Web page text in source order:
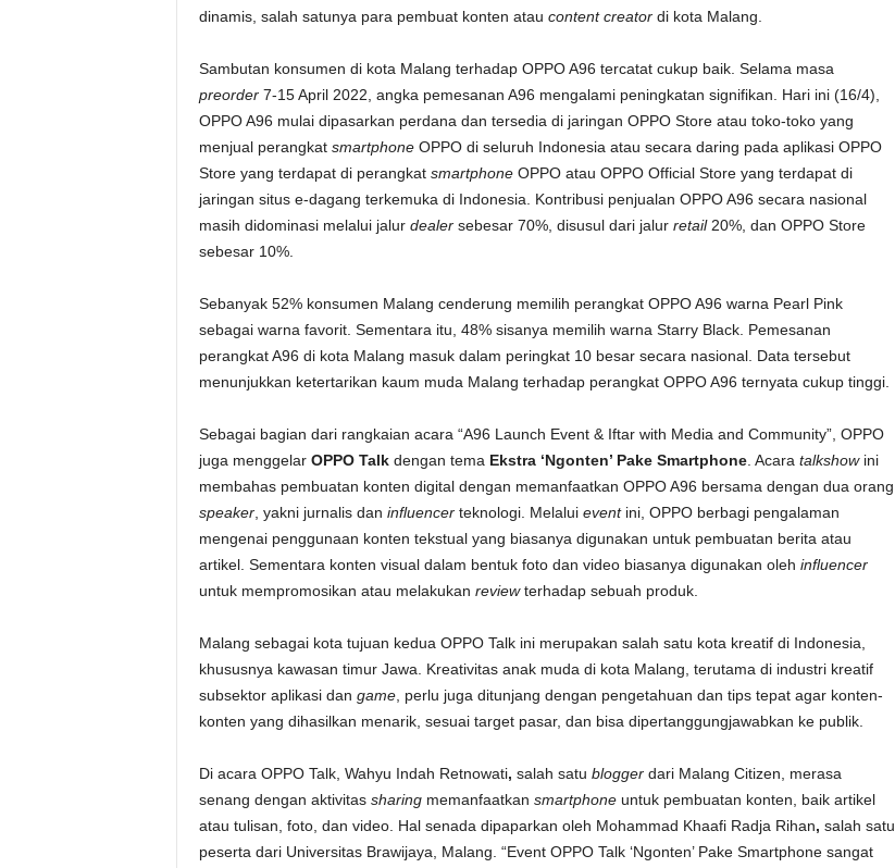
dinamis, salah satunya para pembuat konten atau content creatordi kota Malang.
Sambutan konsumen di kota Malang terhadap OPPO A96 tercatat cukup baik. Selama masa
preorder7-15 April 2022, angka pemesanan A96 mengalami peningkatan signifikan. Hari ini (16/4),
OPPO A96 mulai dipasarkan perdana dan tersedia di jaringan OPPO Store atau toko-toko yang
menjual perangkat smartphoneOPPO di seluruh Indonesia atau secara daring pada aplikasi OPPO
Store yang terdapat di perangkat smartphoneOPPO atau OPPO Official Store yang terdapat di
jaringan situs e-dagang terkemuka di Indonesia. Kontribusi penjualan OPPO A96 secara nasional
masih didominasi melalui jalur dealersebesar 70%, disusul dari jalur retail20%, dan OPPO Store
sebesar 10%.
Sebanyak 52% konsumen Malang cenderung memilih perangkat OPPO A96 warna Pearl Pink
sebagai warna favorit. Sementara itu, 48% sisanya memilih warna Starry Black. Pemesanan
perangkat A96 di kota Malang masuk dalam peringkat 10 besar secara nasional. Data tersebut
menunjukkan ketertarikan kaum muda Malang terhadap perangkat OPPO A96 ternyata cukup tinggi.
Sebagai bagian dari rangkaian acara “A96 Launch Event & Iftar with Media and Community”, OPPO
juga menggelar OPPO Talkdengan tema Ekstra ‘Ngonten’ Pake Smartphone. Acara talkshowini
membahas pembuatan konten digital dengan memanfaatkan OPPO A96 bersama dengan dua orang
speaker, yakni jurnalis dan influencerteknologi. Melalui eventini, OPPO berbagi pengalaman
mengenai penggunaan konten tekstual yang biasanya digunakan untuk pembuatan berita atau
artikel. Sementara konten visual dalam bentuk foto dan video biasanya digunakan oleh influencer
untuk mempromosikan atau melakukan reviewterhadap sebuah produk.
Malang sebagai kota tujuan kedua OPPO Talk ini merupakan salah satu kota kreatif di Indonesia,
khususnya kawasan timur Jawa. Kreativitas anak muda di kota Malang, terutama di industri kreatif
subsektor aplikasi dan game, perlu juga ditunjang dengan pengetahuan dan tips tepat agar konten-
konten yang dihasilkan menarik, sesuai target pasar, dan bisa dipertanggungjawabkan ke publik.
Di acara OPPO Talk, Wahyu Indah Retnowati, salah satu bloggerdari Malang Citizen, merasa
senang dengan aktivitas sharingmemanfaatkan smartphoneuntuk pembuatan konten, baik artikel
atau tulisan, foto, dan video. Hal senada dipaparkan oleh Mohammad Khaafi Radja Rihan, salah satu
peserta dari Universitas Brawijaya, Malang. “Event OPPO Talk ‘Ngonten’ Pake Smartphone sangat